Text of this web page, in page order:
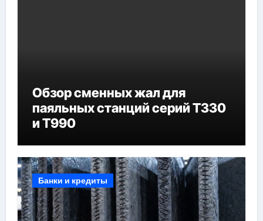
Обзор сменных жал для
паяльных станций серий T330
и T990
Банки и кредиты